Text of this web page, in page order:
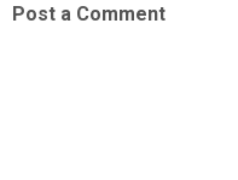
Post a Comment